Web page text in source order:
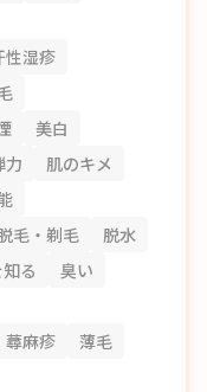
性湿疹
美白
力
肌のキメ
毛・剃毛
脱水
る
臭い
蕁麻疹
薄毛